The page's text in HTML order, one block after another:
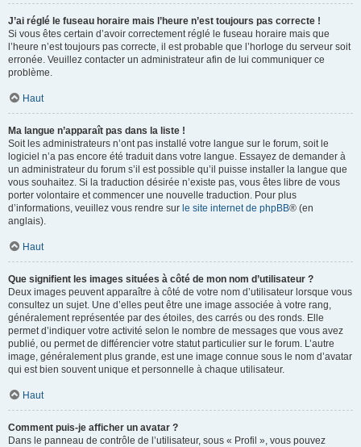
J’ai réglé le fuseau horaire mais l’heure n’est toujours pas correcte !
Si vous êtes certain d’avoir correctement réglé le fuseau horaire mais que
l’heure n’est toujours pas correcte, il est probable que l’horloge du serveur soit
erronée. Veuillez contacter un administrateur afin de lui communiquer ce
problème.
Haut
Ma langue n’apparaît pas dans la liste !
Soit les administrateurs n’ont pas installé votre langue sur le forum, soit le
logiciel n’a pas encore été traduit dans votre langue. Essayez de demander à
un administrateur du forum s’il est possible qu’il puisse installer la langue que
vous souhaitez. Si la traduction désirée n’existe pas, vous êtes libre de vous
porter volontaire et commencer une nouvelle traduction. Pour plus
d’informations, veuillez vous rendre sur le site internet de phpBB® (en
anglais).
Haut
Que signifient les images situées à côté de mon nom d’utilisateur ?
Deux images peuvent apparaître à côté de votre nom d’utilisateur lorsque vous
consultez un sujet. Une d’elles peut être une image associée à votre rang,
généralement représentée par des étoiles, des carrés ou des ronds. Elle
permet d’indiquer votre activité selon le nombre de messages que vous avez
publié, ou permet de différencier votre statut particulier sur le forum. L’autre
image, généralement plus grande, est une image connue sous le nom d’avatar
qui est bien souvent unique et personnelle à chaque utilisateur.
Haut
Comment puis-je afficher un avatar ?
Dans le panneau de contrôle de l’utilisateur, sous « Profil », vous pouvez